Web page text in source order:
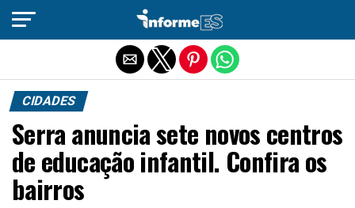
CIDADES
Serra anuncia sete novos centros
de educação infantil. Confira os
bairros
Sair da versão mobile